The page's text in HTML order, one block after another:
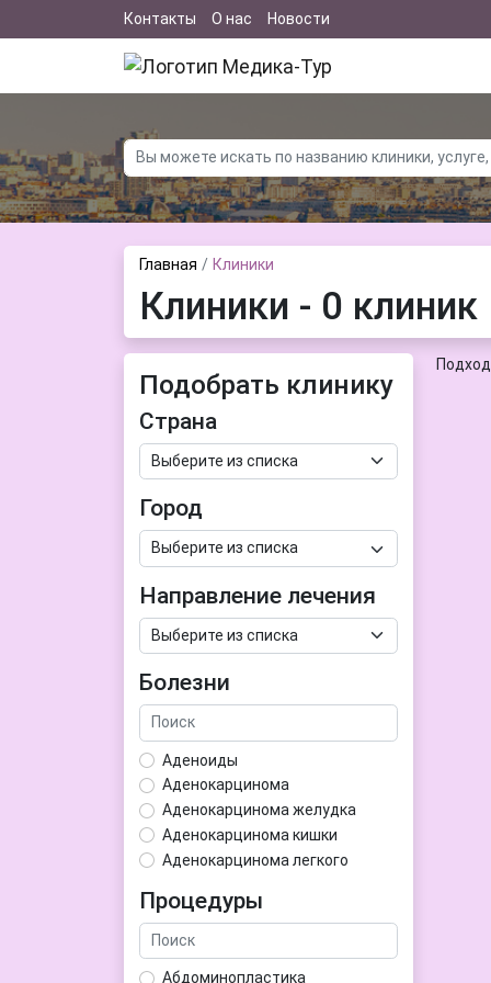
Контакты О нас Новости
Главная Клиники
Клиники - 0 клиник
Подобрать клинику
Страна
Город
Направление лечения
Болезни
Аденоиды
Аденокарцинома
Аденокарцинома желудка
Аденокарцинома кишки
Аденокарцинома легкого
Аденома гипофиза
Аденома простаты
Аденома щитовидной железы
Процедуры
Абдоминопластика